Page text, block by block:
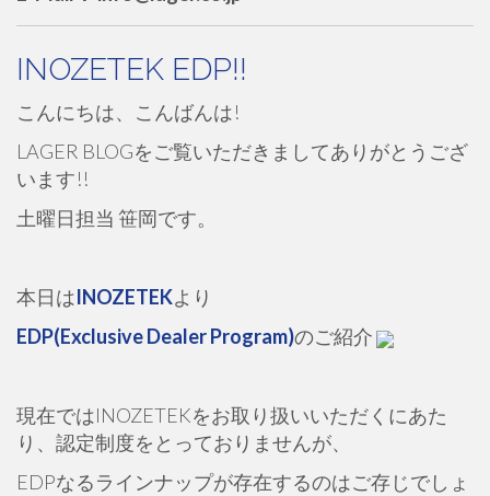
INOZETEK EDP!!
こんにちは、こんばんは!
LAGER BLOGをご覧いただきましてありがとうござ
います!!
土曜日担当 笹岡です。
本日はINOZETEKより
EDP(Exclusive Dealer Program)のご紹介
現在ではINOZETEKをお取り扱いいただくにあた
り、認定制度をとっておりませんが、
EDPなるラインナップが存在するのはご存じでしょ